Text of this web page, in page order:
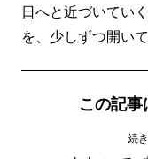
日へと近づいてい
を、少しずつ開い
この記
続